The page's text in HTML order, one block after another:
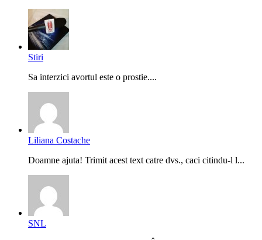
Stiri
Sa interzici avortul este o prostie....
Liliana Costache
Doamne ajuta! Trimit acest text catre dvs., caci citindu-l l...
SNL